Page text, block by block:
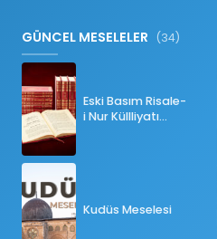
GÜNCEL MESELELER (34)
Eski Basım Risale-
i Nur Küllliyatı
Kudüs Meselesi